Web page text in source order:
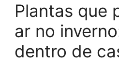
Plantas que
ar no
dentro de